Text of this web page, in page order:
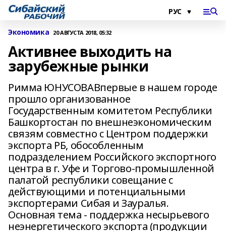
Экономика 20 АВГУСТА 2018, 05:32
Активнее выходить на
зарубежные рынки
Римма ЮНУСОВАВпервые в нашем городе
прошло организованное
Государственным комитетом Республики
Башкортостан по внешнеэкономическим
связям совместно с Центром поддержки
экспорта РБ, обособленным
подразделением Российского экспортного
центра в г. Уфе и Торгово-промышленной
палатой республики совещание с
действующими и потенциальными
экспортерами Сибая и Зауралья.
Основная тема - поддержка несырьевого
неэнергетического экспорта (продукции